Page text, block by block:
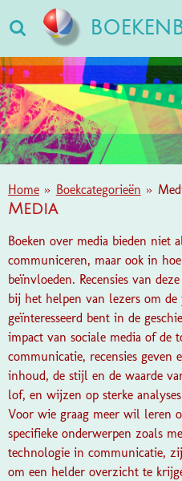
direct
naar
de
hoofdinhoud
Home » Boekcategorieën »
Media
Boeken over media bieden niet
communiceren, maar ook in
beïnvloeden. Recensies van
bij het helpen van lezers om
geïnteresseerd bent in de
impact van sociale media of de
communicatie, recensies geven
inhoud, de stijl en de waarde
lof, en wijzen op sterke
Voor wie graag meer wil leren
specifieke onderwerpen zoals
technologie in communicatie,
om een helder overzicht te